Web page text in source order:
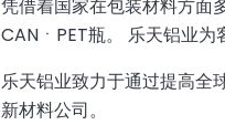
凭借着国家在包装材料方面
CANㆍPET瓶。 乐天铝业为
乐天铝业致力于通过提高全
新材料公司。